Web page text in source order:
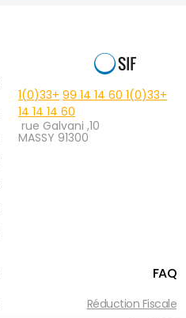
+33(0)1 60 14 14 99
+33(0)1
60 14 14 14
10, rue Galvani
91300 MASSY
FAQ
Réduction Fiscale